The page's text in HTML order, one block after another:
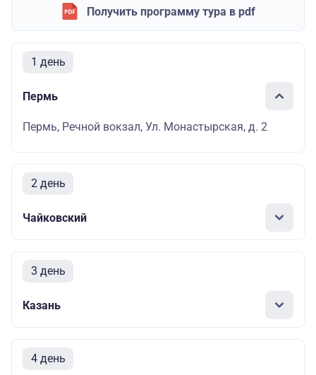
Получить программу тура в pdf
1 день
Пермь
Пермь, Речной вокзал, Ул. Монастырская, д. 2
2 день
Чайковский
3 день
Казань
4 день